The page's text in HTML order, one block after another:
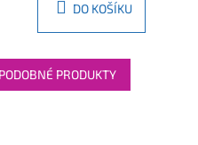
DO KOŠÍKU
PRODUKTY